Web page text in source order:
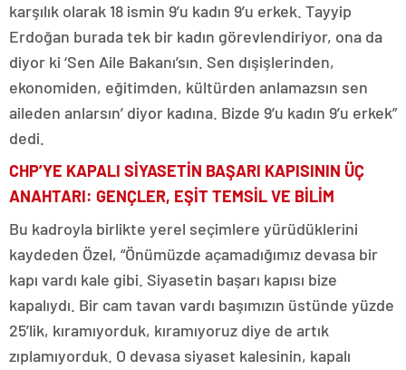
karşılık olarak 18 ismin 9’u kadın 9’u erkek. Tayyip
Erdoğan burada tek bir kadın görevlendiriyor, ona da
diyor ki ‘Sen Aile Bakanı’sın. Sen dışişlerinden,
ekonomiden, eğitimden, kültürden anlamazsın sen
aileden anlarsın’ diyor kadına. Bizde 9’u kadın 9’u erkek”
dedi.
CHP’YE KAPALI SİYASETİN BAŞARI KAPISININ ÜÇ
ANAHTARI: GENÇLER, EŞİT TEMSİL VE BİLİM
Bu kadroyla birlikte yerel seçimlere yürüdüklerini
kaydeden Özel, “Önümüzde açamadığımız devasa bir
kapı vardı kale gibi. Siyasetin başarı kapısı bize
kapalıydı. Bir cam tavan vardı başımızın üstünde yüzde
25’lik, kıramıyorduk, kıramıyoruz diye de artık
zıplamıyorduk. O devasa siyaset kalesinin, kapalı